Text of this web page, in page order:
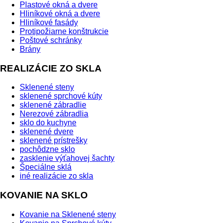
Plastové okná a dvere
Hliníkové okná a dvere
Hliníkové fasády
Protipožiarne konštrukcie
Poštové schránky
Brány
REALIZÁCIE ZO SKLA
Sklenené steny
sklenené sprchové kúty
sklenené zábradlie
Nerezové zábradlia
sklo do kuchyne
sklenené dvere
sklenené prístrešky
pochôdzne sklo
zasklenie výťahovej šachty
Špeciálne sklá
iné realizácie zo skla
KOVANIE NA SKLO
Kovanie na Sklenené steny